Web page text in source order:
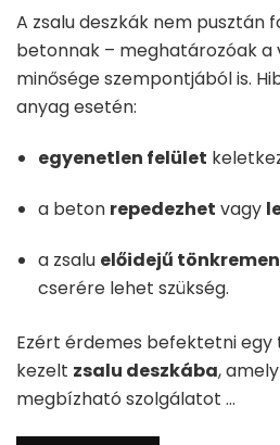
A zsalu deszkák nem pusztán
betonnak – meghatározóak a
minősége szempontjából is.
anyag esetén:
egyenetlen felület
a beton repedezhet vagy
a zsalu előidejű
cserére lehet szükség.
Ezért érdemes befektetni
kezelt zsalu deszkába,
megbízható szolgálatot …